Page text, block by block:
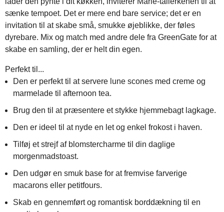
sænke tempoet. Det er mere end bare service; det er en
invitation til at skabe små, smukke øjeblikke, der føles
dyrebare. Mix og match med andre dele fra GreenGate for at
skabe en samling, der er helt din egen.
Perfekt til...
Den er perfekt til at servere lune scones med creme og
marmelade til afternoon tea.
Brug den til at præsentere et stykke hjemmebagt lagkage.
Den er ideel til at nyde en let og enkel frokost i haven.
Tilføj et strejf af blomstercharme til din daglige
morgenmadstoast.
Den udgør en smuk base for at fremvise farverige
macarons eller petitfours.
Skab en gennemført og romantisk borddækning til en